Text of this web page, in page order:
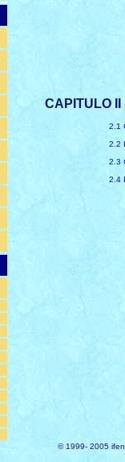
CAPITULO II
2.1
2.2
2.3
2.4
© 1999- 2005